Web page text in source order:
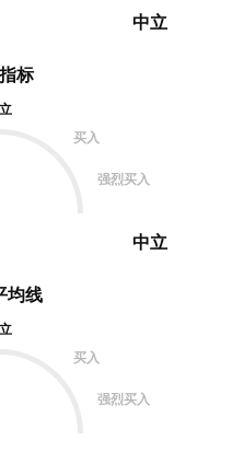
标
买入
强烈买入
中立
中立
均线
买入
强烈买入